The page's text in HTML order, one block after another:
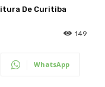
De Curitiba
149
WhatsApp